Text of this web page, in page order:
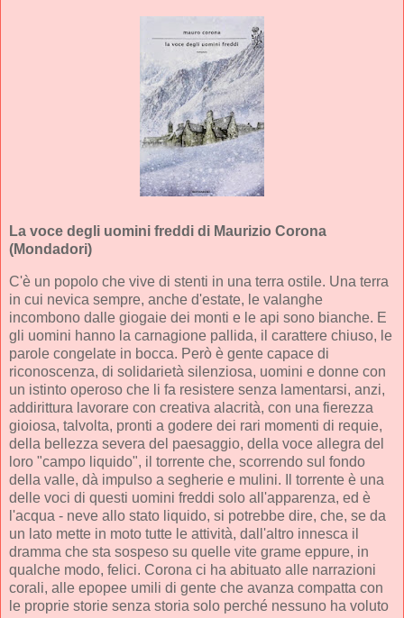
La voce degli uomini freddi di Maurizio Corona
(Mondadori)
C'è un popolo che vive di stenti in una terra ostile. Una terra
in cui nevica sempre, anche d'estate, le valanghe
incombono dalle giogaie dei monti e le api sono bianche. E
gli uomini hanno la carnagione pallida, il carattere chiuso, le
parole congelate in bocca. Però è gente capace di
riconoscenza, di solidarietà silenziosa, uomini e donne con
un istinto operoso che li fa resistere senza lamentarsi, anzi,
addirittura lavorare con creativa alacrità, con una fierezza
gioiosa, talvolta, pronti a godere dei rari momenti di requie,
della bellezza severa del paesaggio, della voce allegra del
loro "campo liquido", il torrente che, scorrendo sul fondo
della valle, dà impulso a segherie e mulini. Il torrente è una
delle voci di questi uomini freddi solo all'apparenza, ed è
l'acqua - neve allo stato liquido, si potrebbe dire, che, se da
un lato mette in moto tutte le attività, dall'altro innesca il
dramma che sta sospeso su quelle vite grame eppure, in
qualche modo, felici. Corona ci ha abituato alle narrazioni
corali, alle epopee umili di gente che avanza compatta con
le proprie storie senza storia solo perché nessuno ha voluto